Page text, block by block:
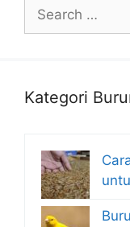
for:
Kategori